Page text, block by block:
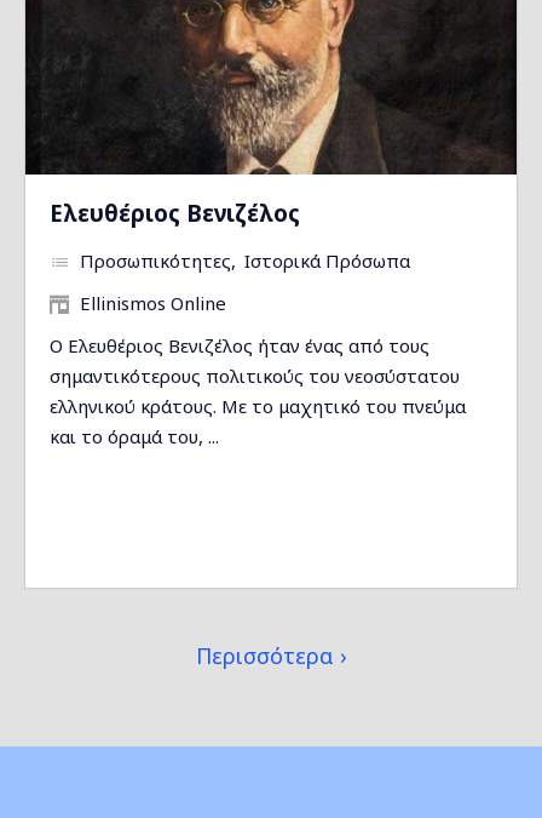
Ελευθέριος Βενιζέλος
Προσωπικότητες Ιστορικά Πρόσωπα
Ellinismos Online
Ο Ελευθέριος Βενιζέλος ήταν ένας από τους
σημαντικότερους πολιτικούς του νεοσύστατου
ελληνικού κράτους. Με το μαχητικό του πνεύμα
και το όραμά του, ...
Περισσότερα